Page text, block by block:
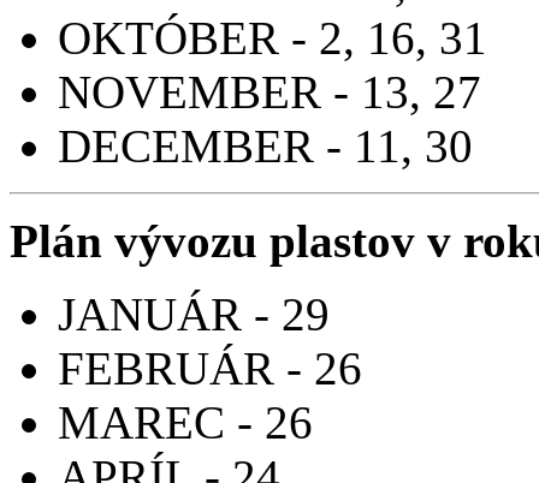
OKTÓBER - 2, 16, 31
NOVEMBER - 13, 27
DECEMBER - 11, 30
Plán vývozu plastov v
JANUÁR - 29
FEBRUÁR - 26
MAREC - 26